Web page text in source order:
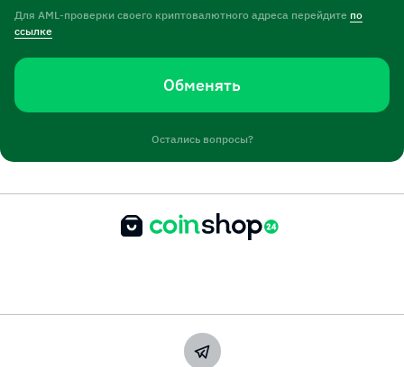
Для AML-проверки своего криптовалютного адреса перейдите по
ссылке
Обменять
Остались вопросы?